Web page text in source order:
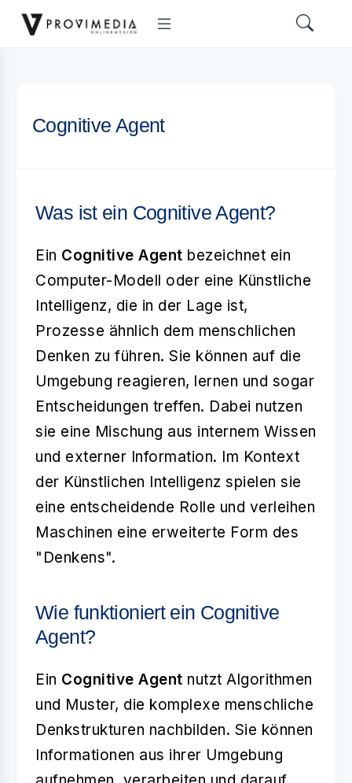
Cognitive Agent
Was ist ein Cognitive Agent?
Ein Cognitive Agent bezeichnet ein
Computer-Modell oder eine Künstliche
Intelligenz, die in der Lage ist,
Prozesse ähnlich dem menschlichen
Denken zu führen. Sie können auf die
Umgebung reagieren, lernen und sogar
Entscheidungen treffen. Dabei nutzen
sie eine Mischung aus internem Wissen
und externer Information. Im Kontext
der Künstlichen Intelligenz spielen sie
eine entscheidende Rolle und verleihen
Maschinen eine erweiterte Form des
"Denkens".
Wie funktioniert ein Cognitive
Agent?
Ein Cognitive Agent nutzt Algorithmen
und Muster, die komplexe menschliche
Denkstrukturen nachbilden. Sie können
Informationen aus ihrer Umgebung